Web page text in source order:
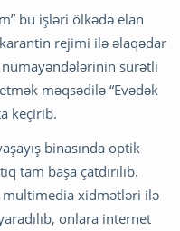
bu işləri ölkədə elan
rejimi ilə əlaqədar
sürətli
məqsədilə “Evədək
keçirib.
binasında optik
tam başa çatdırılıb.
xidmətləri ilə
onlara internet